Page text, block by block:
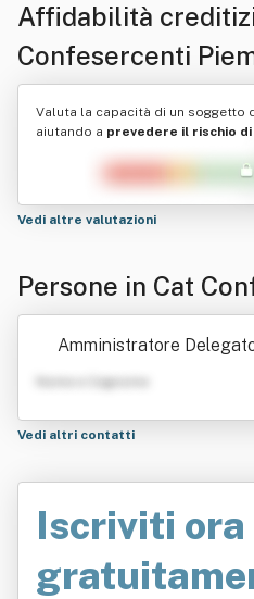
Affidabilità
Confesercenti
Di Assistenza
Valuta la capacità di un soggetto
aiutando a prevedere il rischio di
Vedi altre valutazioni
Persone in Cat
nte Srl - Centro Di
Amministratore
Nome e Cognome
Vedi altri contatti
Iscriviti ora